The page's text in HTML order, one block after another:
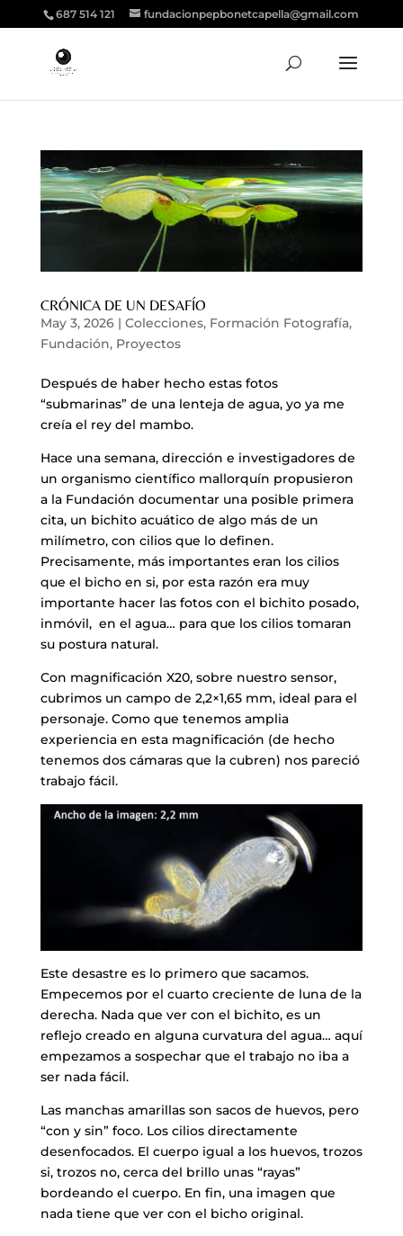
687 514 121 fundacionpepbonetcapella@gmail.com
CRÓNICA DE UN DESAFÍO
May 3, 2026| Colecciones, Formación Fotografía,
Fundación, Proyectos
Después de haber hecho estas fotos
“submarinas” de una lenteja de agua, yo ya me
creía el rey del mambo.
Hace una semana, dirección e investigadores de
un organismo científico mallorquín propusieron
a la Fundación documentar una posible primera
cita, un bichito acuático de algo más de un
milímetro, con cilios que lo definen.
Precisamente, más importantes eran los cilios
que el bicho en si, por esta razón era muy
importante hacer las fotos con el bichito posado,
inmóvil, en el agua… para que los cilios tomaran
su postura natural.
Con magnificación X20, sobre nuestro sensor,
cubrimos un campo de 2,2×1,65 mm, ideal para el
personaje. Como que tenemos amplia
experiencia en esta magnificación (de hecho
tenemos dos cámaras que la cubren) nos pareció
trabajo fácil.
Este desastre es lo primero que sacamos.
Empecemos por el cuarto creciente de luna de la
derecha. Nada que ver con el bichito, es un
reflejo creado en alguna curvatura del agua… aquí
empezamos a sospechar que el trabajo no iba a
ser nada fácil.
Las manchas amarillas son sacos de huevos, pero
“con y sin” foco. Los cilios directamente
desenfocados. El cuerpo igual a los huevos, trozos
si, trozos no, cerca del brillo unas “rayas”
bordeando el cuerpo. En fin, una imagen que
nada tiene que ver con el bicho original.